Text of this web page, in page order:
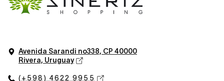
Avenida Sarandi no338, CP 40000
Rivera, Uruguay
(+598) 4622 9955